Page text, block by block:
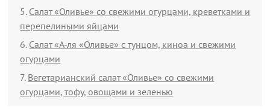
Салат «Оливье» со свежими огурцами, креветками и
перепелиными яйцами
Салат «А-ля «Оливье» с тунцом, киноа и свежими
огурцами
Вегетарианский салат «Оливье» со свежими
огурцами, тофу, овощами и зеленью